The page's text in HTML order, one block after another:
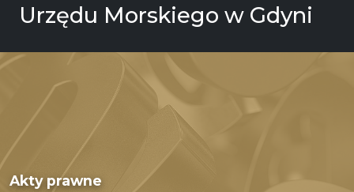
Urzędu Morskiego w Gdyni
Akty prawne